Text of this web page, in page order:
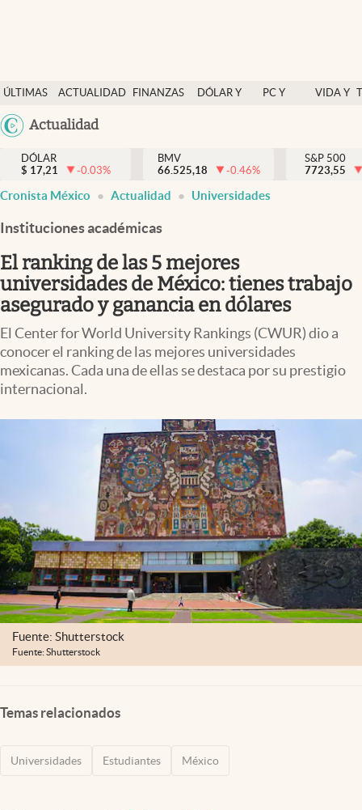
ÚLTIMAS
NOTICIAS
ACTUALIDAD
FINANZAS
DÓLAR Y
PC Y
VIDA Y
México
Actualidad
Actualidad
Finanzas y economía
Dólar y mercados
Pc y celular
Vida y estilo
Tv
Clima
abre en nueva pestaña
DÓLAR
$ 17,21 -0.03%
BMV
66.525,18
-0.46%
S&P 500
7723,55
Cronista México Actualidad Universidades
Instituciones académicas
El ranking de las 5 mejores
universidades de México: tienes trabajo
asegurado y ganancia en dólares
El Center for World University Rankings (CWUR) dio a
conocer el ranking de las mejores universidades
mexicanas. Cada una de ellas se destaca por su prestigio
internacional.
Fuente: Shutterstock
Fuente: Shutterstock
Temas relacionados
Universidades Estudiantes México